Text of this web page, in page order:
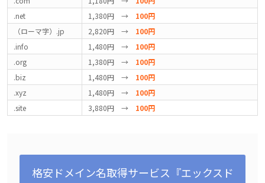
.net
1,380円 → 100円
（ローマ字）.jp
2,820円 → 100円
.info
1,480円 → 100円
.org
1,380円 → 100円
.biz
1,480円 → 100円
.xyz
1,480円 → 100円
.site
3,880円 → 100円
格安ドメイン名取得サービス『エックスド